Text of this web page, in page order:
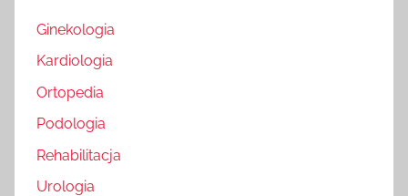
Ginekologia
Kardiologia
Ortopedia
Podologia
Rehabilitacja
Urologia